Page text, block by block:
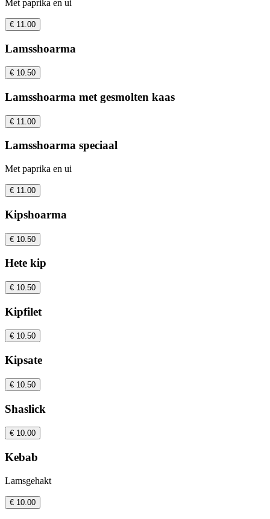
Met paprika en ui
€ 11.00
Lamsshoarma
€ 10.50
Lamsshoarma met gesmolten kaas
€ 11.00
Lamsshoarma speciaal
Met paprika en ui
€ 11.00
Kipshoarma
€ 10.50
Hete kip
€ 10.50
Kipfilet
€ 10.50
Kipsate
€ 10.50
Shaslick
€ 10.00
Kebab
Lamsgehakt
€ 10.00